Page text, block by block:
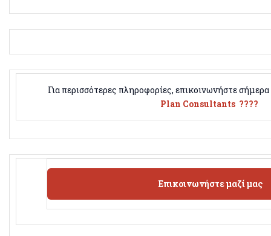
Για περισσότερες πληροφορίες, επικοινωνήστε
Plan Consultants ????
Επικοινωνήστε μαζί μας